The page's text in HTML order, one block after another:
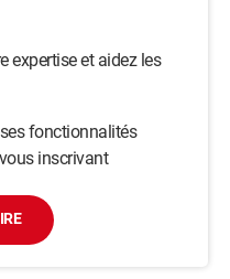
expertise et aidez les
fonctionnalités
inscrivant